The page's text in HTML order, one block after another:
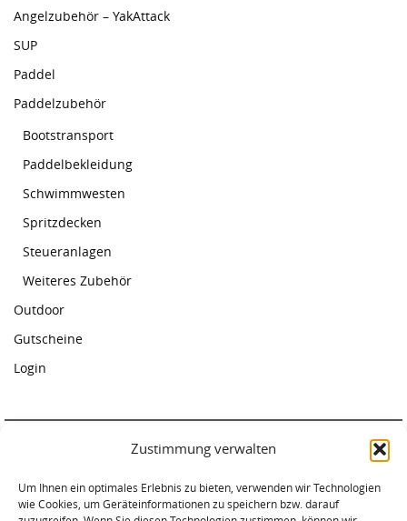
Zustimmung verwalten
Um Ihnen ein optimales Erlebnis zu bieten, verwenden wir Technologien
wie Cookies, um Geräteinformationen zu speichern bzw. darauf
Angelzubehör – YakAttack
SUP
Paddel
Paddelzubehör
Bootstransport
Paddelbekleidung
Schwimmwesten
Spritzdecken
Steueranlagen
Weiteres Zubehör
Outdoor
Gutscheine
Login
Am Warnowufer 59
18057 Rostock